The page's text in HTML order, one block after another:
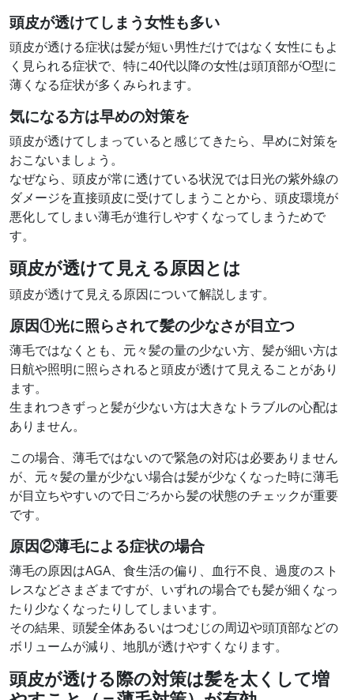
頭皮が透けてしまう女性も多い
頭皮が透ける症状は髪が短い男性だけではなく女性にもよ
く見られる症状で、特に40代以降の女性は頭頂部がO型に
薄くなる症状が多くみられます。
気になる方は早めの対策を
頭皮が透けてしまっていると感じてきたら、早めに対策を
おこないましょう。
なぜなら、頭皮が常に透けている状況では日光の紫外線の
ダメージを直接頭皮に受けてしまうことから、頭皮環境が
悪化してしまい薄毛が進行しやすくなってしまうためで
す。
頭皮が透けて見える原因とは
頭皮が透けて見える原因について解説します。
原因①光に照らされて髪の少なさが目立つ
薄毛ではなくとも、元々髪の量の少ない方、髪が細い方は
日航や照明に照らされると頭皮が透けて見えることがあり
ます。
生まれつきずっと髪が少ない方は大きなトラブルの心配は
ありません。
この場合、薄毛ではないので緊急の対応は必要ありません
が、元々髪の量が少ない場合は髪が少なくなった時に薄毛
が目立ちやすいので日ごろから髪の状態のチェックが重要
です。
原因②薄毛による症状の場合
薄毛の原因はAGA、食生活の偏り、血行不良、過度のスト
レスなどさまざまですが、いずれの場合でも髪が細くなっ
たり少なくなったりしてしまいます。
その結果、頭髪全体あるいはつむじの周辺や頭頂部などの
ボリュームが減り、地肌が透けやすくなります。
頭皮が透ける際の対策は髪を太くして増